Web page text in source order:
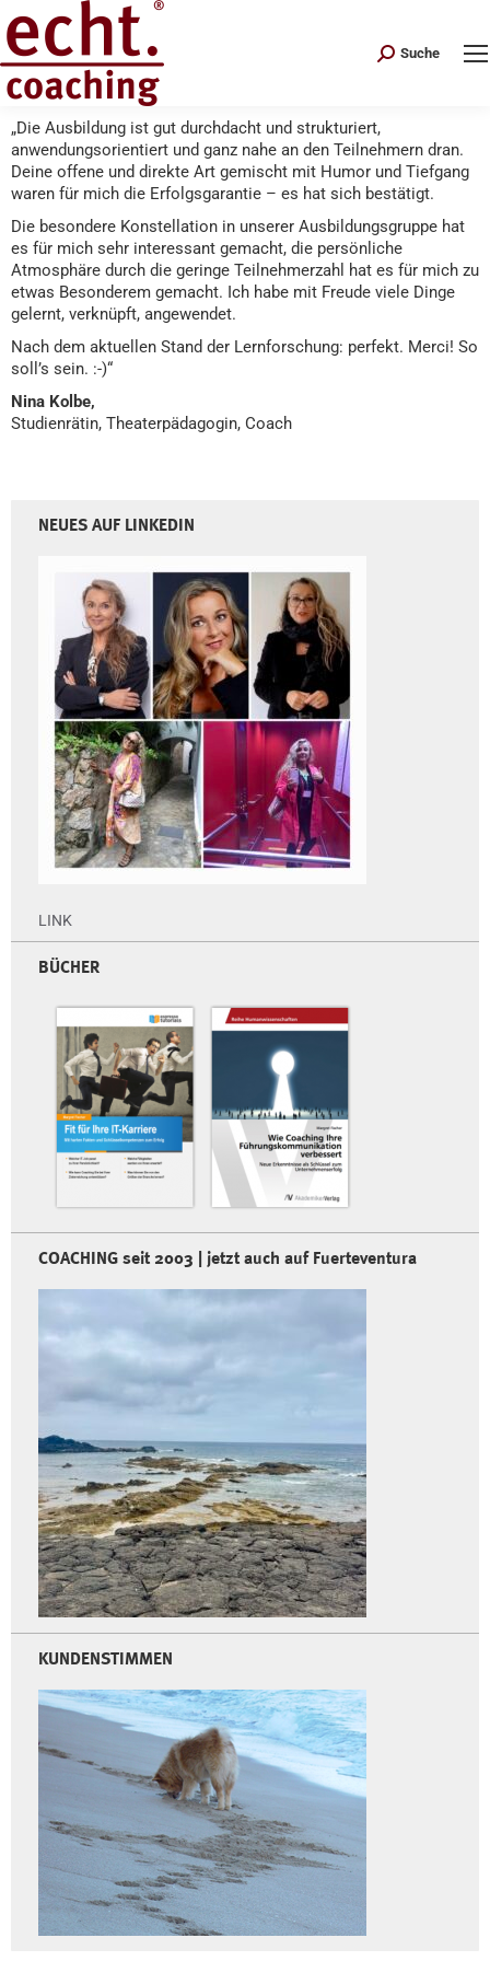
Search:
Suche
„Die Ausbildung ist gut durchdacht und strukturiert,
anwendungsorientiert und ganz nahe an den Teilnehmern dran.
Deine offene und direkte Art gemischt mit Humor und Tiefgang
waren für mich die Erfolgsgarantie – es hat sich bestätigt.
Die besondere Konstellation in unserer Ausbildungsgruppe hat
es für mich sehr interessant gemacht, die persönliche
Atmosphäre durch die geringe Teilnehmerzahl hat es für mich zu
etwas Besonderem gemacht. Ich habe mit Freude viele Dinge
gelernt, verknüpft, angewendet.
Nach dem aktuellen Stand der Lernforschung: perfekt. Merci! So
soll’s sein. :-)“
Nina Kolbe,
Studienrätin, Theaterpädagogin, Coach
NEUES AUF LINKEDIN
LINK
BÜCHER
COACHING seit 2003 | jetzt auch auf Fuerteventura
KUNDENSTIMMEN